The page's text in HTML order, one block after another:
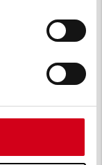
bij
de
ruimte